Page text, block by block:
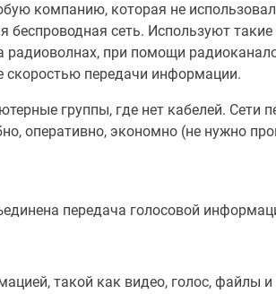
компанию, которая не
сеть. Используют
при помощи
скоростью передачи информации.
группы, где нет кабелей. Сети
оперативно, экономно (не нужно
передача голосовой
такой как видео, голос, файлы